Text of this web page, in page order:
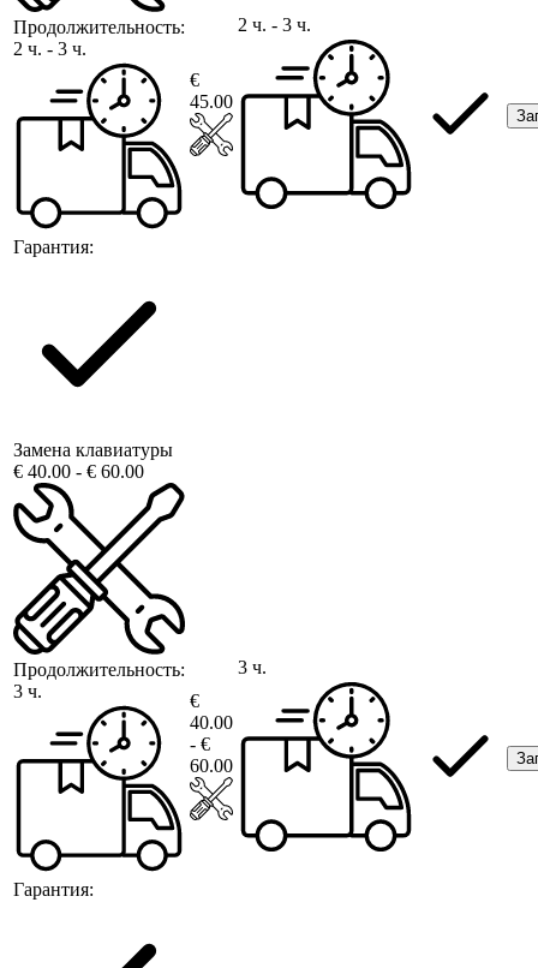
Продолжительность:
2 ч. - 3 ч.
Гарантия:
€
45.00
2 ч. - 3 ч.
Замена клавиатуры
€ 40.00 - € 60.00
Продолжительность:
3 ч.
Гарантия:
€
40.00
- €
60.00
3 ч.